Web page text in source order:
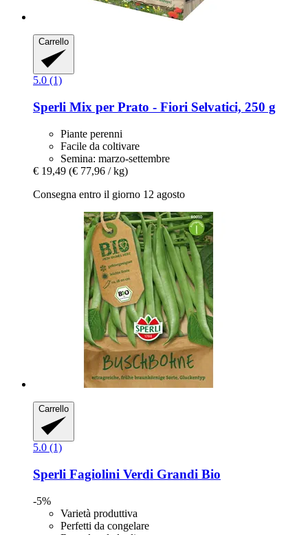
Carrello
5.0 (1)
Sperli Mix per Prato -​ Fiori Selvatici, 250 g
Piante perenni
Facile da coltivare
Semina: marzo-settembre
€ 19,49 (€ 77,96 / kg)
Consegna entro il giorno 12 agosto
Carrello
5.0 (1)
Sperli Fagiolini Verdi Grandi Bio
-5%
Varietà produttiva
Perfetti da congelare